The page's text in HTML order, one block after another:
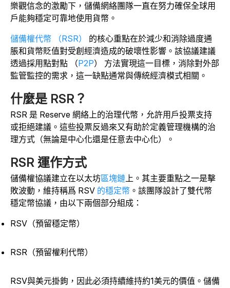
樂觀信念的激勵下，儲備網絡團隊一直在努力確保全球用
戶能夠穩定可靠地使用貨幣。
儲備權代幣 （RSR）
的核心重點在於減少和消除過度通
脹和貨幣貶值對受創經濟造成的破壞性影響。該協議建議
透過採用點對點 （P2P） 方法實現這一目標，消除對外部
監管監控的需求，這一缺點通常與傳統經濟模式相關。
什麼是 RSR？
RSR 是 Reserve 網絡上的治理代幣，允許用戶投票支持
或拒絕建議。這些投票反過來又有助於定義管理機構的治
理方式（無論是中心化還是任意去中心化）。
RSR 運作方式
儲備權協議建立在以太坊區塊鏈上。其主要重點之一是擊
敗波動，維持稱爲 RSV 的穩定幣 。該團隊設計了雙代幣
穩定幣協議，由以下兩個部分組成：
RSV（預留穩定幣）
RSR（預留權利代幣）
RSV與美元掛鉤，因此必須持續維持約1美元的價值。儲備